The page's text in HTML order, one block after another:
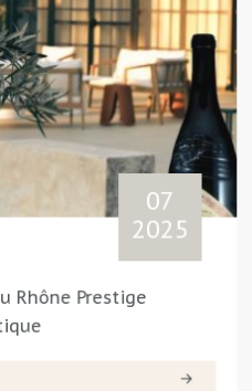
07
2025
Rhône Prestige